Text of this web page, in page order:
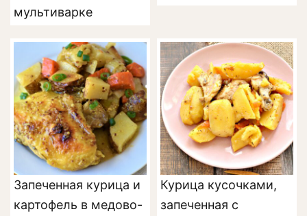
мультиварке
Запеченная курица и
картофель в медово-
Курица кусочками,
запеченная с